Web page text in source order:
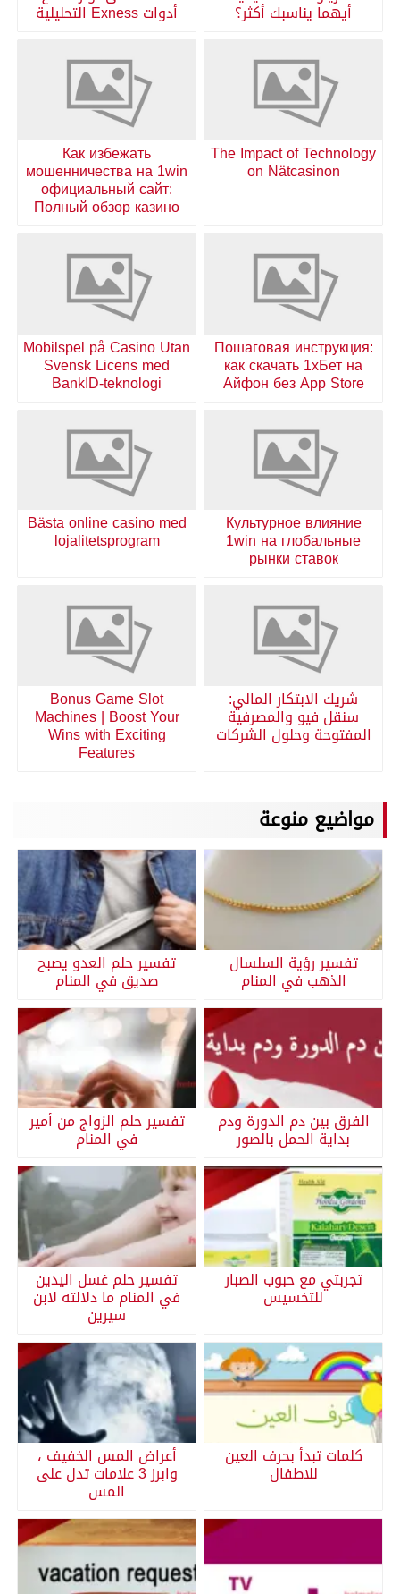
أيهما يناسبك أكثر؟ أدوات Exness التحليلية
The Impact of Technology
on Nätcasinon
Как избежать
мошенничества на 1win
официальный сайт:
Полный обзор казино
Пошаговая инструкция:
как скачать 1хБет на
Айфон без App Store
Mobilspel på Casino Utan
Svensk Licens med
BankID-teknologi
Культурное влияние
1win на глобальные
рынки ставок
Bästa online casino med
lojalitetsprogram
شريك الابتكار المالي:
سنقل فيو والمصرفية
المفتوحة وحلول الشركات
Bonus Game Slot
Machines | Boost Your
Wins with Exciting
Features
مواضيع منوعة
تفسير رؤية السلسال
الذهب في المنام
تفسير حلم العدو يصبح
صديق في المنام
الفرق بين دم الدورة ودم
بداية الحمل بالصور
تفسير حلم الزواج من أمير
في المنام
تجربتي مع حبوب الصبار
للتخسيس
تفسير حلم غسل اليدين
في المنام ما دلالته لابن
سيرين
كلمات تبدأ بحرف العين
للاطفال
أعراض المس الخفيف ،
وابرز 3 علامات تدل على
المس